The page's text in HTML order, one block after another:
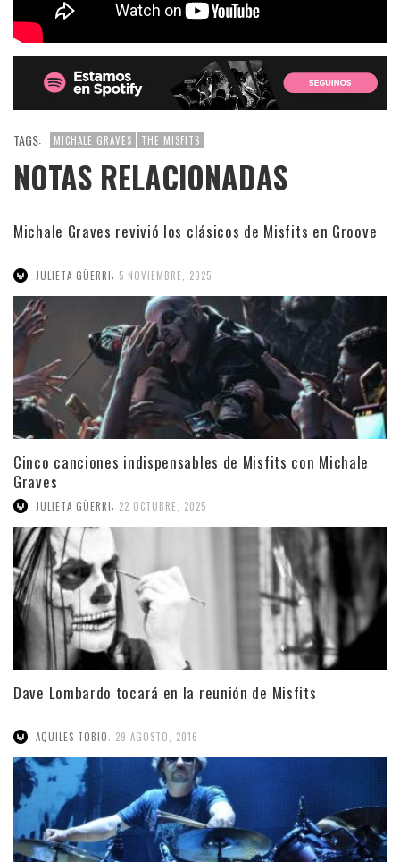
TAGS: MICHALE GRAVES THE MISFITS
NOTAS RELACIONADAS
Michale Graves revivió los clásicos de Misfits en Groove
JULIETA GÜERRI, 5 NOVIEMBRE, 2025
Cinco canciones indispensables de Misfits con Michale
Graves
JULIETA GÜERRI, 22 OCTUBRE, 2025
Dave Lombardo tocará en la reunión de Misfits
AQUILES TOBIO 29 AGOSTO, 2016